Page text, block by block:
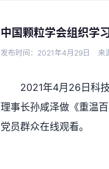
中国颗粒学会组织学
发布时间：2021年4月29日 来
2021年4月26日科
理事长孙咸泽做《重温
党员群众在线观看。